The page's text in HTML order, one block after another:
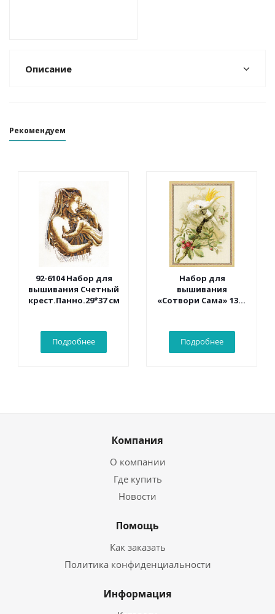
Описание
Рекомендуем
92-6104 Набор для
вышивания Счетный
крест.Панно.29*37 см
Подробнее
Набор для
вышивания
«Сотвори Сама» 1362
Подробнее
Компания
О компании
Где купить
Новости
Помощь
Как заказать
Политика конфиденциальности
Информация